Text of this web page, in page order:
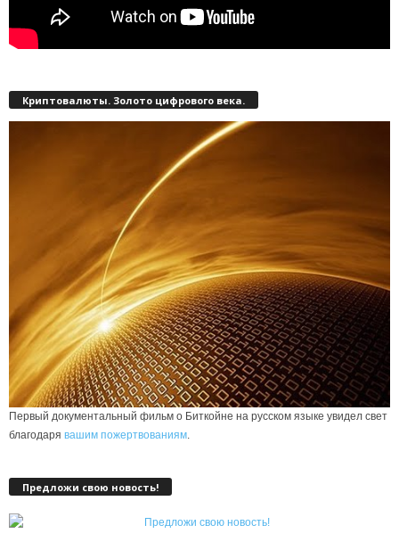
Криптовалюты. Золото цифрового века.
Первый документальный фильм о Биткойне на русском языке увидел свет
благодаря вашим пожертвованиям.
Предложи свою новость!